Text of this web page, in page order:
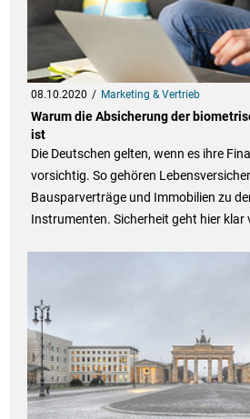
08.10.2020 Marketing & Vertrieb
Warum die Absicherung der
ist
Die Deutschen gelten, wenn es ihre
vorsichtig. So gehören
Bausparverträge und Immobilien zu
Instrumenten. Sicherheit geht hier klar